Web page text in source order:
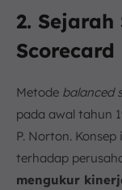
2.
Scorecard
Metode balanced
pada awal tahun
P. Norton.
terhadap
mengukur